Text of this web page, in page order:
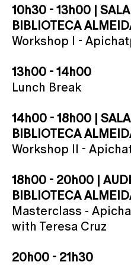
10h30 - 13h00 |
BIBLIOTECA
Workshop I -
13h00 - 14h00
Lunch Break
14h00 - 18h00 |
BIBLIOTECA
Workshop II -
18h00 - 20h00 |
BIBLIOTECA
Masterclass -
with Teresa Cruz
20h00 - 21h30